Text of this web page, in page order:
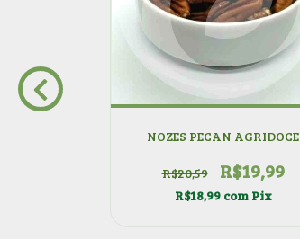
NOZES PECAN AGRIDOCE
R$20,59 R$19,99
R$18,99 com Pix